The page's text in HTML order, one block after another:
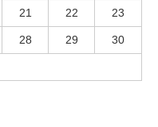
21 22 23
28 29 30